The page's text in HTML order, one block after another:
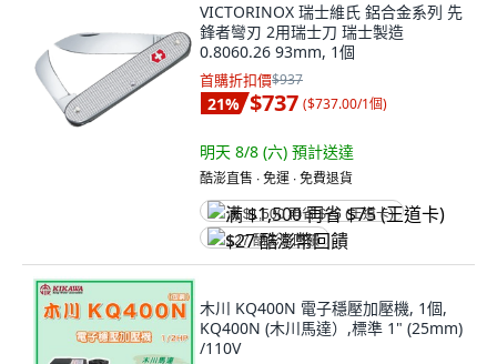
VICTORINOX 瑞士維氏 鋁合金系列 先
鋒者彎刃 2用瑞士刀 瑞士製造
0.8060.26 93mm, 1個
首購折扣價$937
21% $737 ($737.00/1個)
明天 8/8 (六) 預計送達
酷澎直售 ∙ 免運 ∙ 免費退貨
满 $1,500 再省 $75 (王道卡)
$27 酷澎幣回饋
木川 KQ400N 電子穩壓加壓機, 1個,
KQ400N (木川馬達）,標準 1" (25mm)
/110V